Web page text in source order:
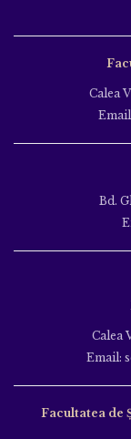
Calea
Bd.
Calea
Email:
Facultatea de